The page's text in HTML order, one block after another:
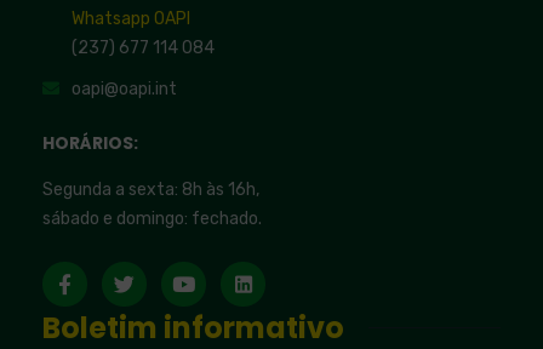
Whatsapp OAPI
(237) 677 114 084
oapi@oapi.int
HORÁRIOS:
Segunda a sexta: 8h às 16h,
sábado e domingo: fechado.
Boletim informativo